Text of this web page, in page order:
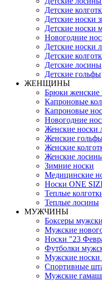
Детские
Детские носки
Детские носки
Новогодние
Детские носки
Детские
Детские лосины
Детские гольфы
ЖЕНЩИНЫ
Брюки женские
Капроновые
Капроновые
Новогодние
Женские носки
Женские
Женские
Женские
Зимние носки
Медицинские
Носки ONE
Теплые
Теплые лосины
МУЖЧИНЫ
Боксеры
Мужские
Носки "23
Футболки
Мужские носки
Спортивные
Мужские